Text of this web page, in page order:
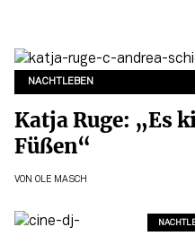
NACHTLEBEN
Katja Ruge: „Es
Füßen“
VON OLE MASCH